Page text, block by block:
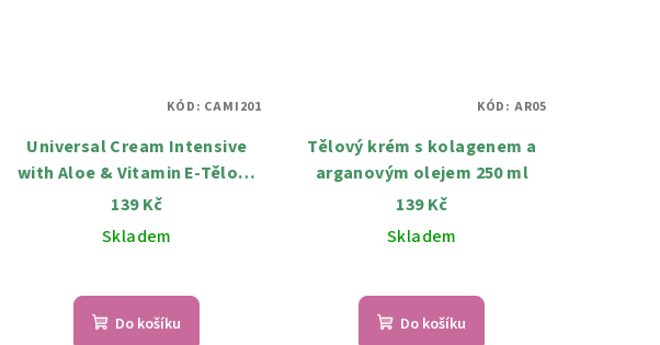
Universal Cream Intensive
with Aloe & Vitamin E-Tělový
krém s Aloe Vera a vitamínem
E 250 ml
139 Kč
Skladem
Do košíku
KÓD: CAMI201
Tělový krém s kolagenem a
arganovým olejem 250 ml
139 Kč
Skladem
Do košíku
KÓD: AR05